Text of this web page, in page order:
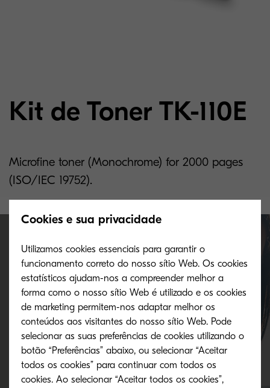
Kit de Toner TK-110E
Microfine toner (Monochrome) for 2000 pages
(ISO/IEC 19752).
Where to buy
Simply click below to begin the purchasing
process and take efficiency to the next level.
Buy now
Cookies e sua privacidade
Utilizamos cookies essenciais para garantir o
funcionamento correto do nosso sítio Web. Os cookies
estatísticos ajudam-nos a compreender melhor a
forma como o nosso sítio Web é utilizado e os cookies
de marketing permitem-nos adaptar melhor os
conteúdos aos visitantes do nosso sítio Web. Pode
selecionar as suas preferências de cookies utilizando o
botão “Preferências” abaixo, ou selecionar “Aceitar
todos os cookies” para continuar com todos os
cookies. Ao selecionar “Aceitar todos os cookies”,